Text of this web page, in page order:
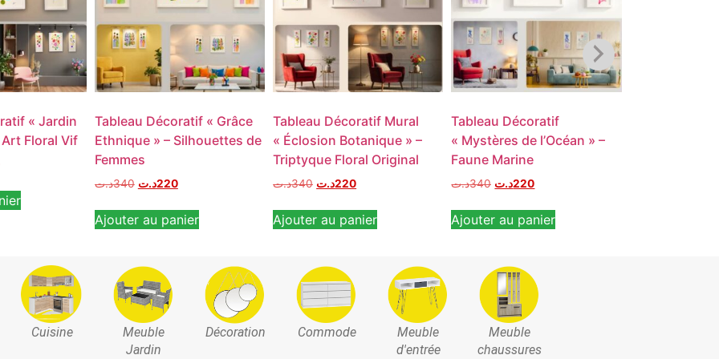
« Jardin
Floral Vif
Tableau Décoratif « Grâce
Ethnique » – Silhouettes de
Femmes
340د.ت 220د.ت
Ajouter au panier
Tableau Décoratif Mural
« Éclosion Botanique » –
Triptyque Floral Original
340د.ت 220د.ت
Ajouter au panier
Tableau Décoratif
« Mystères de l’Océan » –
Faune Marine
340د.ت 220د.ت
Ajouter au panier
Cuisine
Meuble
Jardin
Décoration Commode
Meuble
d'entrée
Meuble
chaussures